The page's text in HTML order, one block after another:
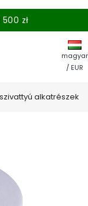
zł
magyar
/ EUR
alkatrészek